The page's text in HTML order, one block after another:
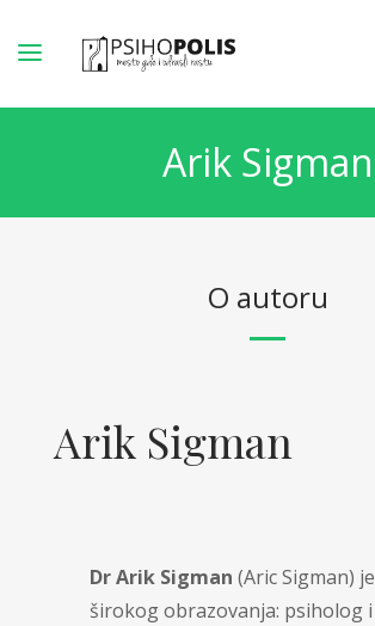
Arik Sigman
O autoru
Arik Sigman
Dr Arik Sigman (Aric Sigman)
širokog obrazovanja: psiholog